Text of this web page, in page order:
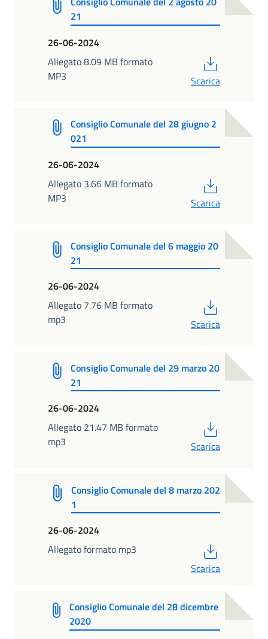
21
26-06-2024
Allegato 8.09 MB formato
MP3
Scarica
Consiglio Comunale del 28 giugno 2
021
26-06-2024
Allegato 3.66 MB formato
MP3
Scarica
Consiglio Comunale del 6 maggio 20
21
26-06-2024
Allegato 7.76 MB formato
mp3
Scarica
Consiglio Comunale del 29 marzo 20
21
26-06-2024
Allegato 21.47 MB formato
mp3
Scarica
Consiglio Comunale del 8 marzo 202
1
26-06-2024
Allegato formato mp3
Scarica
Consiglio Comunale del 28 dicembre
2020